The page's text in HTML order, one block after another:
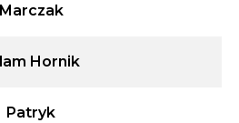
Marczak
Hornik
Patryk